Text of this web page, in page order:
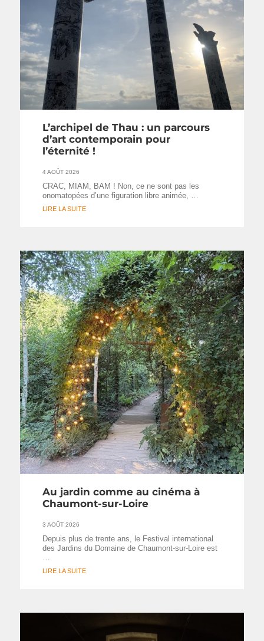
L’archipel de Thau : un parcours
d’art contemporain pour
l’éternité !
4 AOÛT 2026
CRAC, MIAM, BAM ! Non, ce ne sont pas les
onomatopées d’une figuration libre animée, …
LIRE LA SUITE
Au jardin comme au cinéma à
Chaumont-sur-Loire
3 AOÛT 2026
Depuis plus de trente ans, le Festival international
des Jardins du Domaine de Chaumont-sur-Loire est
LIRE LA SUITE